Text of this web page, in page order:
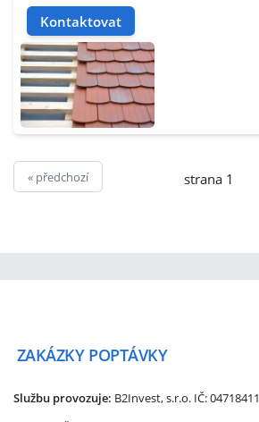
Kontaktovat
« předchozí strana 1
ZAKÁZKY POPTÁVKY
Službu provozuje: B2Invest, s.r.o. IČ: 04718411